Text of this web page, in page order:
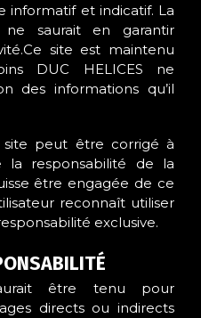
informatif et indicatif. La
ne saurait en garantir
site est maintenu
DUC HELICES ne
des informations qu’il
peut être corrigé à
responsabilité de la
être engagée de ce
reconnaît utiliser
exclusive.
être tenu pour
directs ou indirects